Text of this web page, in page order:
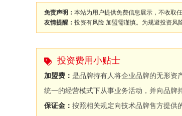
免责声明： 本站为用户提供免费信息展示，不收取
友情提醒： 投资有风险 加盟需谨慎。为规避投资风
投资费用小贴士
加盟费： 是品牌持有人将企业品牌的无形资
统一的经营模式下从事业务活动，并向品牌
保证金： 按照相关规定向技术品牌售方提供